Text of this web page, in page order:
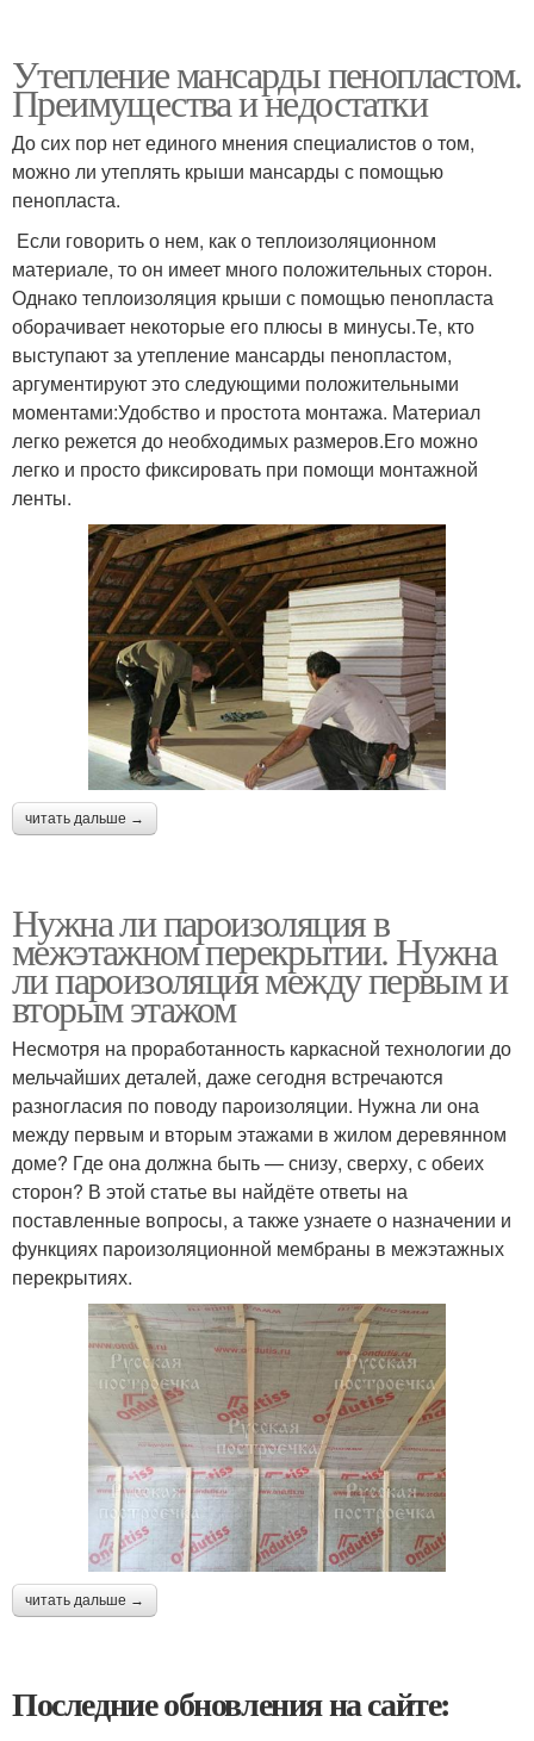
Утепление мансарды пенопластом.
Преимущества и недостатки
До сих пор нет единого мнения специалистов о том,
можно ли утеплять крыши мансарды с помощью
пенопласта.
Если говорить о нем, как о теплоизоляционном
материале, то он имеет много положительных сторон.
Однако теплоизоляция крыши с помощью пенопласта
оборачивает некоторые его плюсы в минусы.Те, кто
выступают за утепление мансарды пенопластом,
аргументируют это следующими положительными
моментами:Удобство и простота монтажа. Материал
легко режется до необходимых размеров.Его можно
легко и просто фиксировать при помощи монтажной
ленты.
читать дальше →
Нужна ли пароизоляция в
межэтажном перекрытии. Нужна
ли пароизоляция между первым и
вторым этажом
Несмотря на проработанность каркасной технологии до
мельчайших деталей, даже сегодня встречаются
разногласия по поводу пароизоляции. Нужна ли она
между первым и вторым этажами в жилом деревянном
доме? Где она должна быть — снизу, сверху, с обеих
сторон? В этой статье вы найдёте ответы на
поставленные вопросы, а также узнаете о назначении и
функциях пароизоляционной мембраны в межэтажных
перекрытиях.
читать дальше →
Последние обновления на сайте: